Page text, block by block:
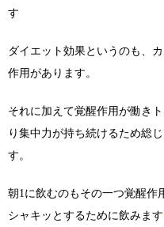
す
ダイエット効果というのも、
作用があります。
それに加えて覚醒作用が働き
り集中力が持ち続けるため総
す。
朝1に飲むのもその一つ覚醒作
シャキッとするために飲みます